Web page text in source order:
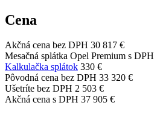
Cena
Akčná cena bez DPH 30 817 €
Mesačná splátka Opel Premium s DPH
Kalkulačka splátok 330 €
Pôvodná cena bez DPH 33 320 €
Ušetríte bez DPH 2 503 €
Akčná cena s DPH 37 905 €